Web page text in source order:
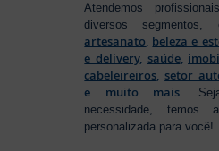
Atendemos
diversos segmentos,
artesanato, beleza e
e delivery, saúde,
cabeleireiros, setor
e muito mais.
necessidade, temos
personalizada para você!